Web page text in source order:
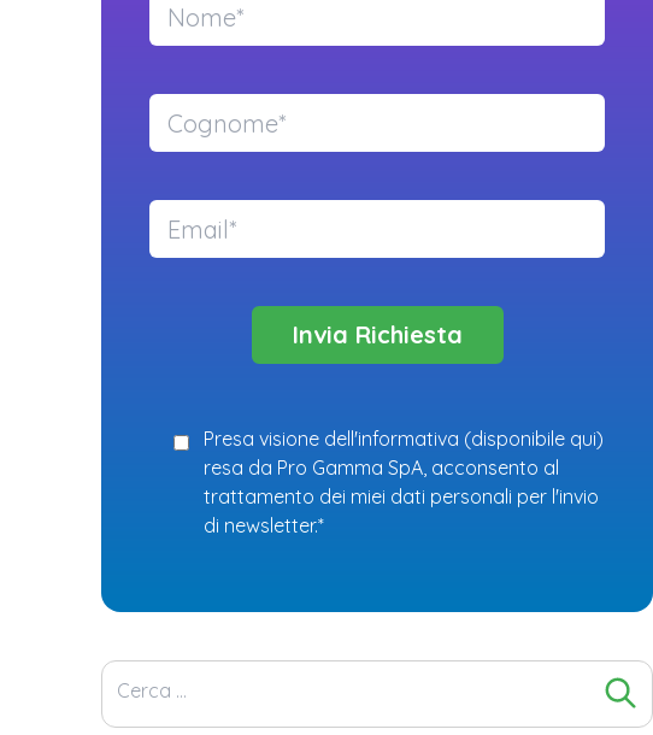
Presa visione dell'informativa (disponibile qui)
resa da Pro Gamma SpA, acconsento al
trattamento dei miei dati personali per l'invio
di newsletter.*
Ricerca